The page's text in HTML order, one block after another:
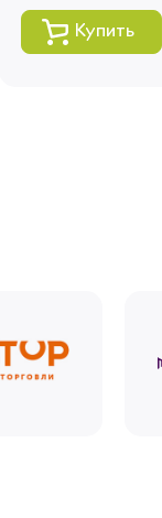
Купить